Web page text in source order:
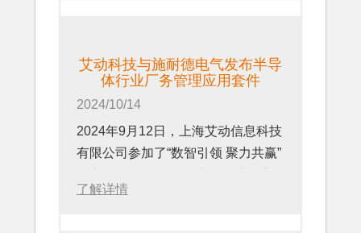
艾动科技与施耐德电气发布半导
体行业厂务管理应用套件
2024/10/14
2024年9月12日，上海艾动信息科技
有限公司参加了“数智引领 聚力共赢”
化生态伙伴峰会，同时发布半导体行
了解详情